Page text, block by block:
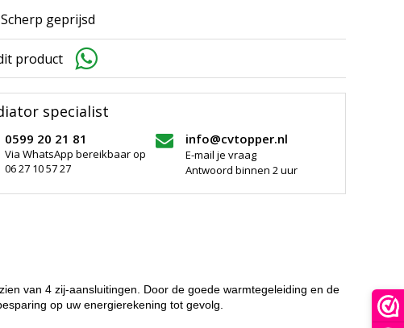
Scherp geprijsd
product
specialist
0599 20 21 81
Via WhatsApp bereikbaar op
06 27 10 57 27
info@cvtopper.nl
E-mail je vraag
Antwoord binnen 2 uur
van 4 zij-aansluitingen. Door de goede warmtegeleiding en de
op uw energierekening tot gevolg.